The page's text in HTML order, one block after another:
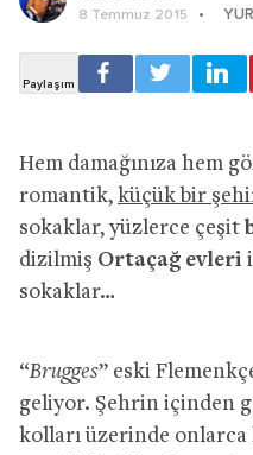
8 Temmuz 2015
Hem damağınıza hem
romantik, küçük bir
sokaklar, yüzlerce çeşit
dizilmiş Ortaçağ evleri
sokaklar…
“Brugges” eski
geliyor. Şehrin içinden
kolları üzerinde onlarca